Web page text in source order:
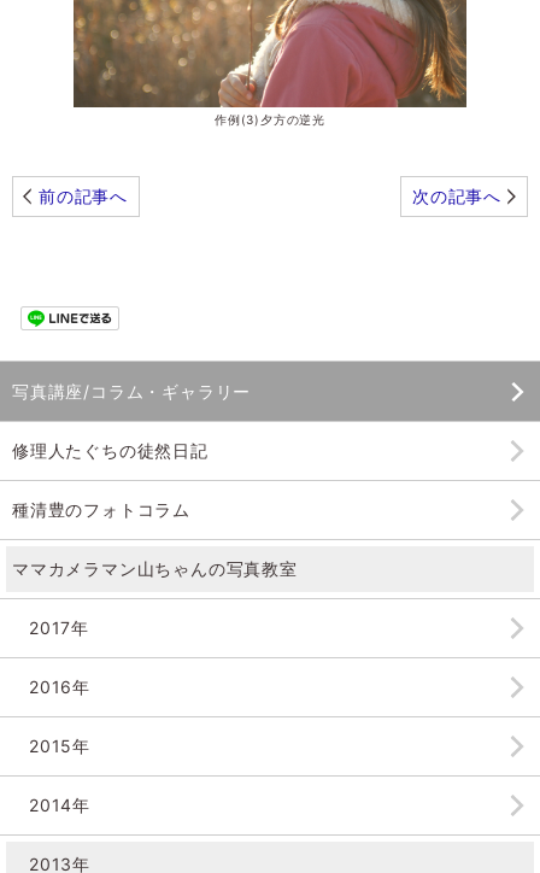
作例(3)夕方の逆光
前の記事へ 次の記事へ
写真講座/コラム・ギャラリー
修理人たぐちの徒然日記
種清豊のフォトコラム
ママカメラマン山ちゃんの写真教室
2017年
2016年
2015年
2014年
2013年